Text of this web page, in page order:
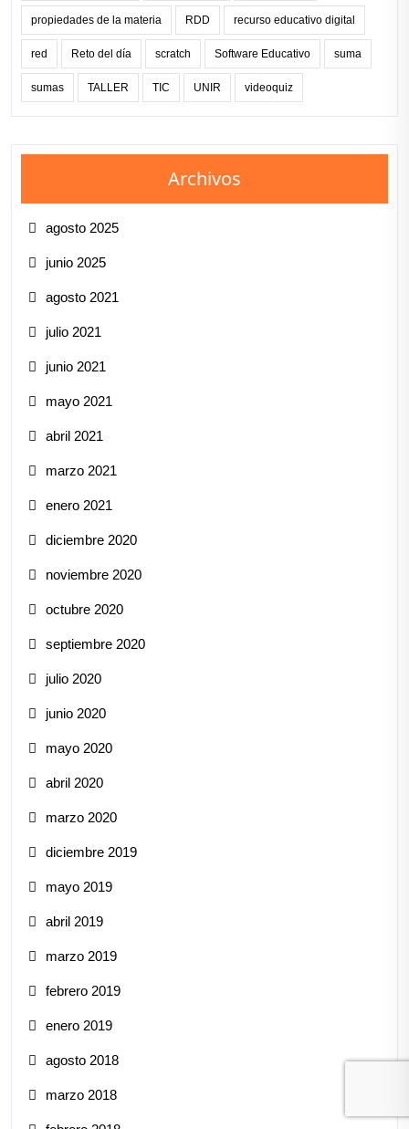
propiedades de la materia RDD recurso educativo digital
red Reto del día scratch Software Educativo suma
sumas TALLER TIC UNIR videoquiz
Archivos
agosto 2025
junio 2025
agosto 2021
julio 2021
junio 2021
mayo 2021
abril 2021
marzo 2021
enero 2021
diciembre 2020
noviembre 2020
octubre 2020
septiembre 2020
julio 2020
junio 2020
mayo 2020
abril 2020
marzo 2020
diciembre 2019
mayo 2019
abril 2019
marzo 2019
febrero 2019
enero 2019
agosto 2018
marzo 2018